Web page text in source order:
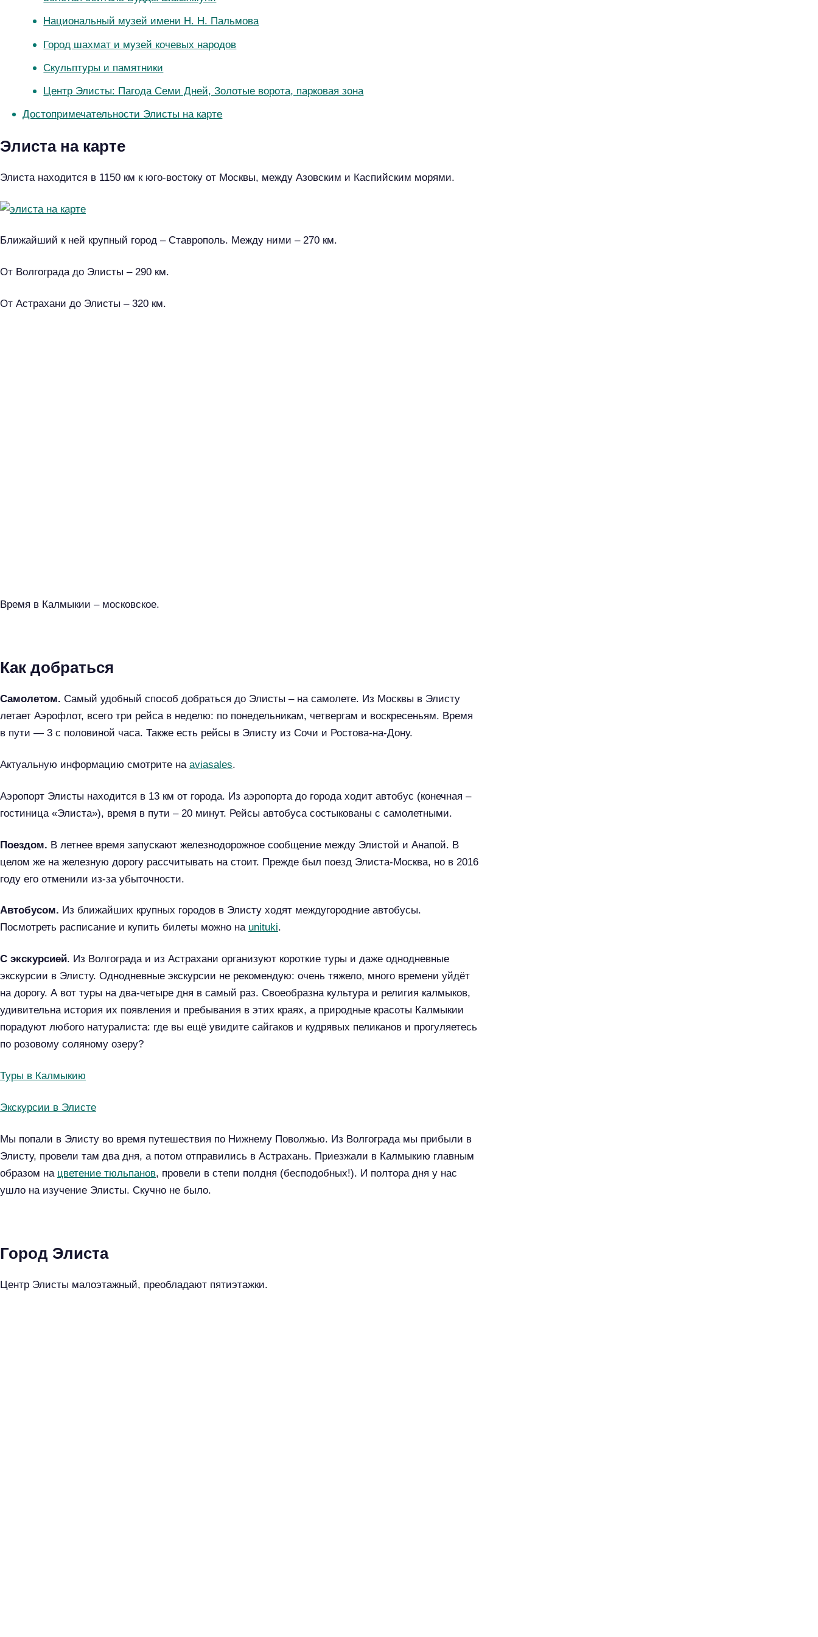
Национальный музей имени Н. Н. Пальмова
Город шахмат и музей кочевых народов
Скульптуры и памятники
Центр Элисты: Пагода Семи Дней, Золотые ворота, парковая зона
Достопримечательности Элисты на карте
Элиста на карте
Элиста находится в 1150 км к юго-востоку от Москвы, между Азовским и Каспийским морями.
Ближайший к ней крупный город – Ставрополь. Между ними – 270 км.
От Волгограда до Элисты – 290 км.
От Астрахани до Элисты – 320 км.
Время в Калмыкии – московское.
Как добраться
Самолетом. Самый удобный способ добраться до Элисты – на самолете. Из Москвы в Элисту
летает Аэрофлот, всего три рейса в неделю: по понедельникам, четвергам и воскресеньям. Время
в пути — 3 с половиной часа. Также есть рейсы в Элисту из Сочи и Ростова-на-Дону.
Актуальную информацию смотрите на aviasales.
Аэропорт Элисты находится в 13 км от города. Из аэропорта до города ходит автобус (конечная –
гостиница «Элиста»), время в пути – 20 минут. Рейсы автобуса состыкованы с самолетными.
Поездом. В летнее время запускают железнодорожное сообщение между Элистой и Анапой. В
целом же на железную дорогу рассчитывать на стоит. Прежде был поезд Элиста-Москва, но в 2016
году его отменили из-за убыточности.
Автобусом. Из ближайших крупных городов в Элисту ходят междугородние автобусы.
Посмотреть расписание и купить билеты можно на unituki.
С экскурсией. Из Волгограда и из Астрахани организуют короткие туры и даже однодневные
экскурсии в Элисту. Однодневные экскурсии не рекомендую: очень тяжело, много времени уйдёт
на дорогу. А вот туры на два-четыре дня в самый раз. Своеобразна культура и религия калмыков,
удивительна история их появления и пребывания в этих краях, а природные красоты Калмыкии
порадуют любого натуралиста: где вы ещё увидите сайгаков и кудрявых пеликанов и прогуляетесь
по розовому соляному озеру?
Туры в Калмыкию
Экскурсии в Элисте
Мы попали в Элисту во время путешествия по Нижнему Поволжью. Из Волгограда мы прибыли в
Элисту, провели там два дня, а потом отправились в Астрахань. Приезжали в Калмыкию главным
образом на цветение тюльпанов, провели в степи полдня (бесподобных!). И полтора дня у нас
ушло на изучение Элисты. Скучно не было.
Город Элиста
Центр Элисты малоэтажный, преобладают пятиэтажки.
Н
а
т
и